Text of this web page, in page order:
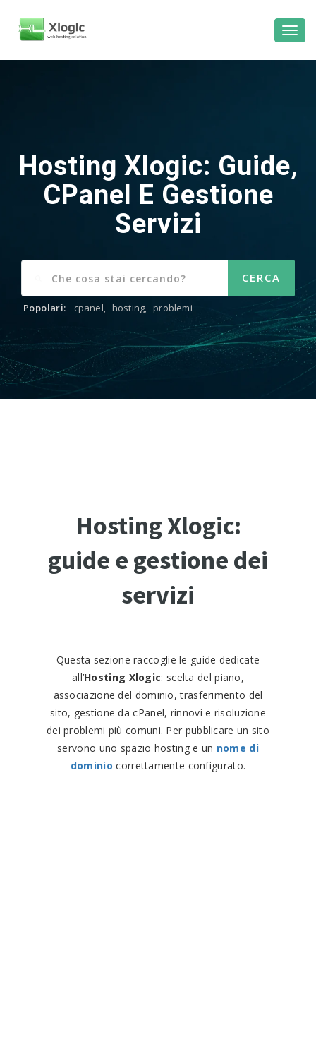
Hosting Xlogic: Guide,
CPanel E Gestione
Servizi
Popolari: cpanel, hosting, problemi
Hosting Xlogic:
guide e gestione dei
servizi
Questa sezione raccoglie le guide dedicate
all’Hosting Xlogic: scelta del piano,
associazione del dominio, trasferimento del
sito, gestione da cPanel, rinnovi e risoluzione
dei problemi più comuni. Per pubblicare un sito
servono uno spazio hosting e un nome di
dominio correttamente configurato.